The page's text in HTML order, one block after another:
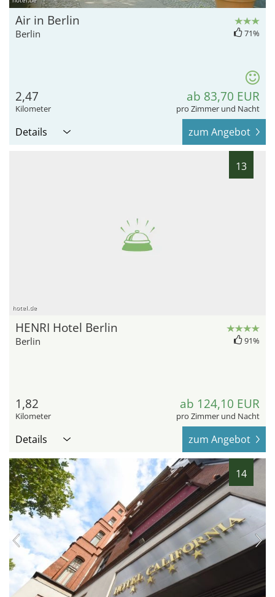
Air in Berlin
Berlin 71%
2,47
Kilometer
ab 83,70 EUR
pro Zimmer und Nacht
Details zum Angebot
13
hotel.de
HENRI Hotel Berlin
Berlin 91%
1,82
Kilometer
ab 124,10 EUR
pro Zimmer und Nacht
Details zum Angebot
14